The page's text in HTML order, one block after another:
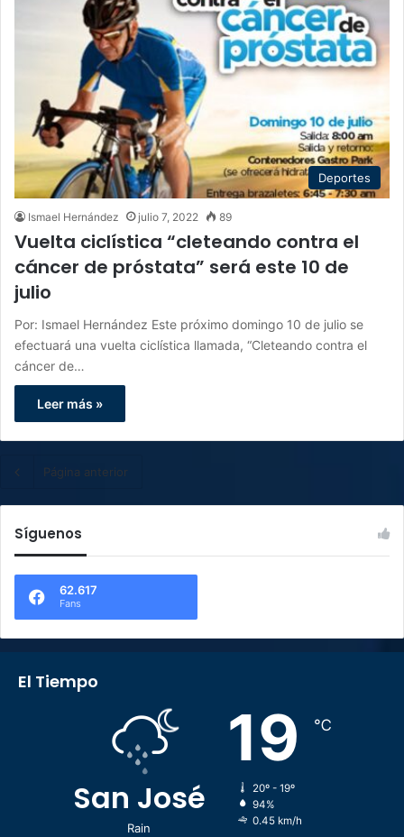
Deportes
Ismael Hernández julio 7, 2022 89
Vuelta ciclística “cleteando contra el
cáncer de próstata” será este 10 de
julio
Por: Ismael Hernández Este próximo domingo 10 de julio se
efectuará una vuelta ciclística llamada, “Cleteando contra el
cáncer de…
Leer más »
Página anterior
Síguenos
62.617
Fans
El Tiempo
San José
Rain
19 ℃
20º - 19º
94%
0.45 km/h